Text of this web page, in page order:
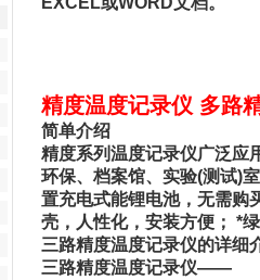
精度温度记录仪 多路
简单介绍
精度系列温度记录仪广泛应
环保、档案馆、实验(测试)
置充电式能锂电池，无需购
壳，人性化，安装方便； *
三路精度温度记录仪的详细
三路精度温度记录仪——